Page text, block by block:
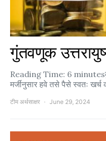
गुंतवणूक
Reading Time: 6
मर्जीनुसार हवे तसे पैसे स्वतः खर्च
टीम अर्थसाक्षर June 29, 2024